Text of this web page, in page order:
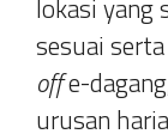
lokasi yang
sesuai
offe-
urusan